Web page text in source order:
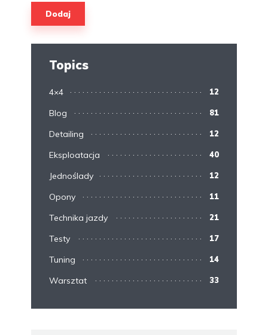
Topics
4×4 12
Blog 81
Detailing 12
Eksploatacja 40
Jednoślady 12
Opony 11
Technika jazdy 21
Testy 17
Tuning 14
Warsztat 33